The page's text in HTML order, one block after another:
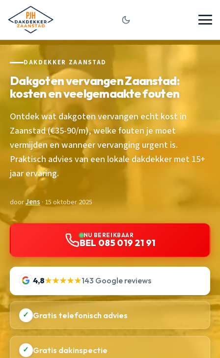
DAKDEKKER ZAANSTAD
Dakgoten vervangen Zaanstad:
kosten en veelgemaakte fouten
Ontdek wat dakgoten vervangen echt kost in
Zaanstad (€35-90/m), welke fouten je moet
vermijden en wanneer vervanging urgent is.
Praktisch advies van een lokale dakdekker met 15+
jaar ervaring.
doorJens · 15 oktober 2025
NU BEREIKBAAR
BEL 085 019 21 91
4,8★★★★★143 Google reviews
✓ Gratis telefonisch advies
✓ Gratis dakinspectie